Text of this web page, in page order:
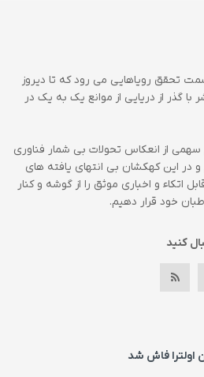
تحقق رویاهایی می رود که تا دیروز
گذر از دریایی از موانع یک به یک در
از انعکاس تحولات بی شمار فناوری
و در این کهکشان بی انتهای یافته های
اتکاء و اخباری موثق را از گوشه و کنار
خود قرار دهیم.
کنید
اولترا فاش شد